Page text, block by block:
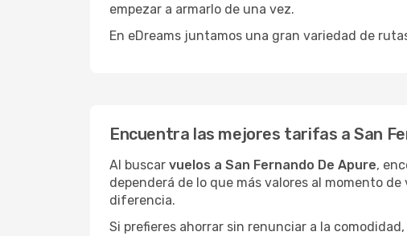
empezar a armarlo de una vez.
En eDreams juntamos una gran variedad de
Encuentra las mejores tarifas a San
Al buscar vuelos a San Fernando De Apure,
dependerá de lo que más valores al momento
diferencia.
Si prefieres ahorrar sin renunciar a la